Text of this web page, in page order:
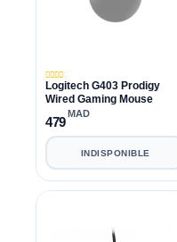
Logitech G403 Prodigy
Wired Gaming Mouse
479
MAD
INDISPONIBLE